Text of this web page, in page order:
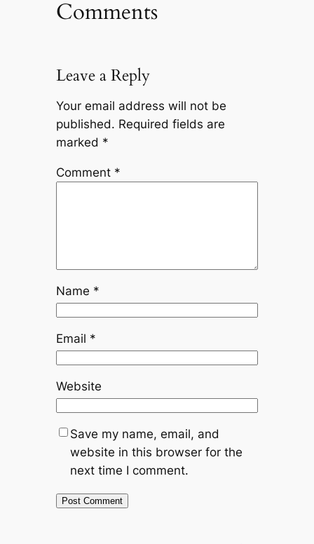
Comments
Leave a Reply
Your email address will not be
published. Required fields are
marked *
Comment *
Name *
Email *
Website
Save my name, email, and
website in this browser for the
next time I comment.